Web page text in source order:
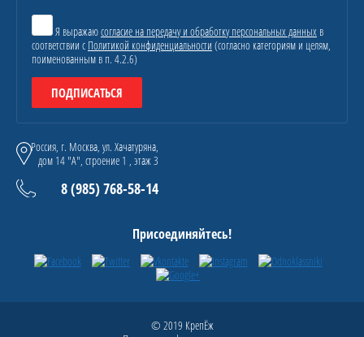
Я выражаюсогласие на передачу и обработку персональных данных в
соответствии с Политикой конфиденциальности (согласно категориям и целям,
поименованным в п. 4.2.6)
ПОДПИСАТЬСЯ
Россия, г. Москва, ул. Хачатуряна,
дом 14 "А", строение 1 , этаж 3
8 (985) 768-58-14
Присоединяйтесь!
© 2019 КрепЁж